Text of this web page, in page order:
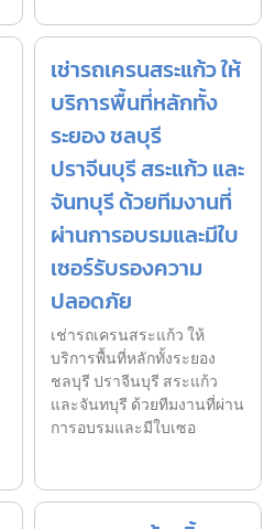
เช่ารถเครนสระแก้ว ให้
บริการพื้นที่หลักทั้ง
ระยอง ชลบุรี
ปราจีนบุรี สระแก้ว และ
จันทบุรี ด้วยทีมงานที่
ผ่านการอบรมและมีใบ
เซอร์รับรองความ
ปลอดภัย
เช่ารถเครนสระแก้ว ให้
บริการพื้นที่หลักทั้งระยอง
ชลบุรี ปราจีนบุรี สระแก้ว
และจันทบุรี ด้วยทีมงานที่ผ่าน
การอบรมและมีใบเซอ